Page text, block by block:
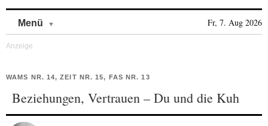
Menü Fr, 7. Aug 2026
WAMS NR. 14, ZEIT NR. 15, FAS NR. 13
Beziehungen, Vertrauen – Du und die Kuh